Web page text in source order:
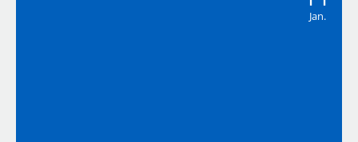
Jan.